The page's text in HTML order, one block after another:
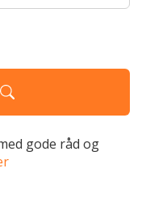
gode råd og